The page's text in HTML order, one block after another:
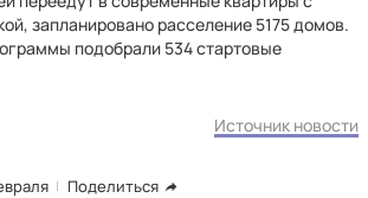
запланировано расселение 5175 домов.
подобрали 534 стартовые
Источник новости
Поделиться